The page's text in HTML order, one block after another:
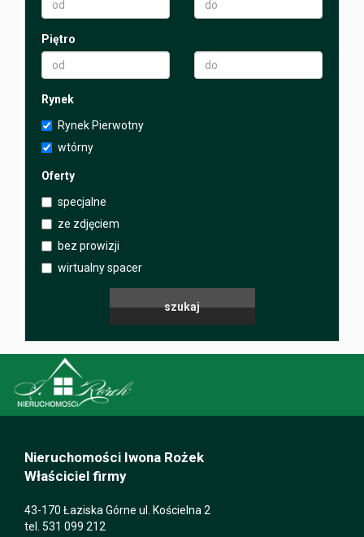
Piętro
Rynek
Rynek Pierwotny
wtórny
Oferty
specjalne
ze zdjęciem
bez prowizji
wirtualny spacer
Nieruchomości Iwona Rożek
Właściciel firmy
43-170 Łaziska Górne ul. Kościelna 2
tel. 531 099 212